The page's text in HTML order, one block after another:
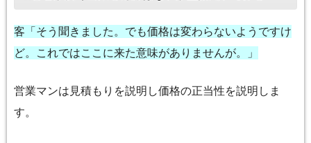
客「そう聞きました。でも価格は変わらないようですけ
ど。これではここに来た意味がありませんが。」
営業マンは見積もりを説明し価格の正当性を説明しま
す。